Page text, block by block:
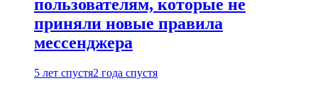
пользователям, которые не
приняли новые правила
мессенджера
5 лет спустя2 года спустя